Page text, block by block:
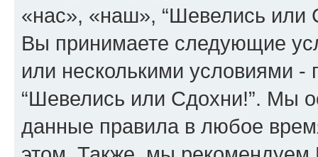
«нас», «наш», “Шевелись или
Вы принимаете следующие
или несколькими условиями
“Шевелись или Сдохни!”. Мы
данные правила в любое